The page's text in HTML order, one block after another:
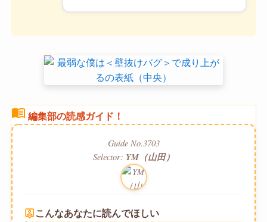
menu_book 編集部の読感ガイド！
Guide No.3703
Selector: YM（山田）
person_pin こんなあなたに読んでほしい